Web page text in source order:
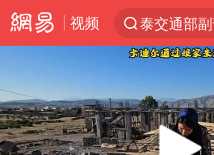
视频
夜幕落下
改名后的“